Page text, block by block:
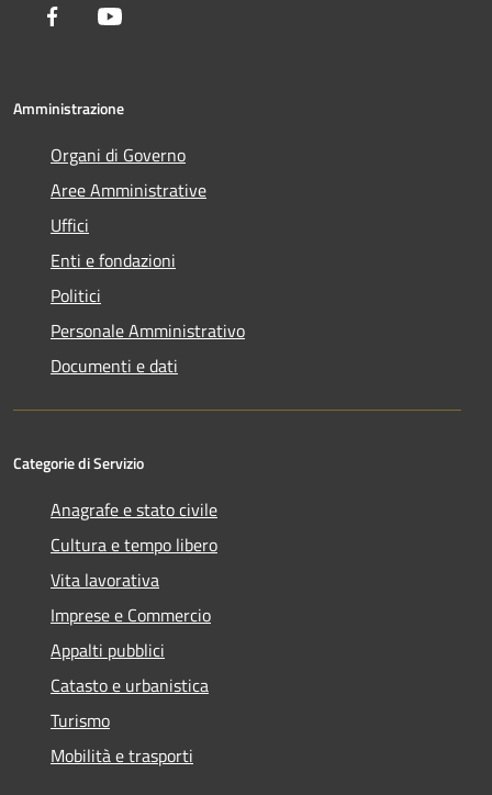
Facebook
Amministrazione
Organi di Governo
Aree Amministrative
Uffici
Enti e fondazioni
Politici
Personale Amministrativo
Documenti e dati
Categorie di Servizio
Anagrafe e stato civile
Cultura e tempo libero
Vita lavorativa
Imprese e Commercio
Appalti pubblici
Catasto e urbanistica
Turismo
Mobilità e trasporti